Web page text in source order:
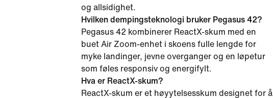
og allsidighet.
Hvilken dempingsteknologi bruker Pegasus 42?
Pegasus 42 kombinerer ReactX-skum med en
buet Air Zoom-enhet i skoens fulle lengde for
myke landinger, jevne overganger og en løpetur
som føles responsiv og energifylt.
Hva er ReactX-skum?
ReactX-skum er et høyytelsesskum designet for å